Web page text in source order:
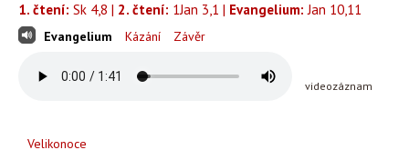
1. čtení: Sk 4,8 | 2. čtení: 1Jan 3,1 | Evangelium: Jan 10,11
Evangelium Kázání Závěr
videozáznam
Velikonoce